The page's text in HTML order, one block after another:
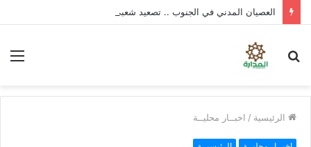
الرئيسية / اخبــار محليــة